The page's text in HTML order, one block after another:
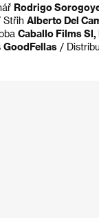
Rodrigo
Střih Alberto Del
Caballo Films
GoodFellas /